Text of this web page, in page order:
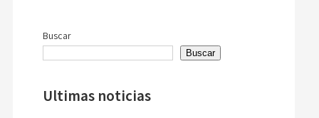
entradas
Buscar
Buscar
Ultimas noticias